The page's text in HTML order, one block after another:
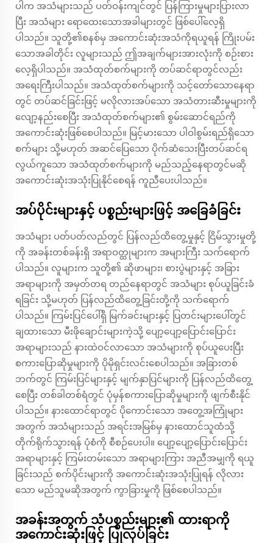
ပါက အသံများသည် ပတ်ဝန်းကျင်တွင် ပြန်ကြားမှုများပြားလာ
ပြီး အသံများ ရောထေးသောအခါများတွင် ဖြစ်ပေါ်လေ့ရှိ
ပါသည်။ သူတို့၏စနစ်မှ အကောင်းဆုံးအသံကိုရယူရန် ကြိုးပမ်း
သောအခါတိုင်း လူများသည် ဤအချက်များအားလုံးကို စဉ်းစား
လေ့ရှိပါသည်။ အသံထုတ်စက်များကို တပ်ဆင်ရာတွင်လည်း
အရေးကြီးပါသည်။ အသံထုတ်စက်များကို သင့်တော်သောနေရာ
တွင် တပ်ဆင်ခြင်းဖြင့် မလိုလားအပ်သော အသံတားဆီးမှုများကို
လျော့နည်းစေပြီး အသံထုတ်စက်များ၏ စွမ်းဆောင်ရည်ကို
အကောင်းဆုံးဖြစ်စေပါသည်။ မြင့်မားသော ပါဝါစွမ်းရည်ရှိသော
စက်များ သို့မဟုတ် အဆင်ပြေသော ပိုက်ဆံသေးပြီးတပ်ဆင်ရ
လွယ်ကူသော အသံထုတ်စက်များကို မည်သည့်နေရာတွင်မဆို
အကောင်းဆုံးအသုံးပြုနိုင်စေရန် ကူညီပေးပါသည်။
အပ်ပိုင်းများနှင့် ပစ္စည်းများဖြင့် အခြေခံခြင်း
အသံများ ပတ်ပတ်လည်တွင် ပြန်လည်ထိတွေ့မှုနှင့် ငြိမ်သွားမှုတို့
ကို အခန်းတစ်ခန်းရှိ အရာဝတ္ထုများက အများကြီး သက်ရောက်
ပါသည်။ လူများက သူတို့၏ ဆိုဖာများ၊ စားပွဲများနှင့် အခြား
အရာများကို အမှတ်တရ တည်နေရာတွင် အသံများ စုပ်ယူခြင်းခံ
ရခြင်း သို့မဟုတ် ပြန်လည်ထိတွေ့ခြင်းတို့ကို သက်ရောက်
ပါသည်။ ကြမ်းပြင်ပေါ်ရှိ မြက်ခင်းများနှင့် ပြတင်းများပေါ်တွင်
ချထားသော မီးဖိုချောင်းများကဲ့သို့ ပျော့ပျော့ပြောင်းပြောင်း
အရာများသည် နားထဲဝင်လာသော အသံများကို စုပ်ယူပေးပြီး
စကားပြောဆိုမှုများကို ပိုမိုရှင်းလင်းစေပါသည်။ အခြားတစ်
ဘက်တွင် ကြမ်းပြင်များနှင့် မျက်နှာပြင်များကို ပြန်လည်ထိတွေ့
စေပြီး တစ်ခါတစ်ရံတွင် ပုံမှန်စကားပြောဆိုမှုများကို ဖျက်စီးနိုင်
ပါသည်။ နားထောင်ရာတွင် ပိုကောင်းသော အတွေ့အကြုံများ
အတွက် အသံများသည် အရင်းအမြစ်မှ နားထောင်သူထံသို့
တိုက်ရိုက်သွားရန် ပုံစံကို စီစဉ်ပေးပါ။ ပျော့ပျော့ပြောင်းပြောင်း
အရာများနှင့် ကြမ်းတမ်းသော အရာများကြား အညီအမျှကို ရယူ
ခြင်းသည် စက်ပိုင်းများကို အကောင်းဆုံးအသုံးပြုရန် လိုလား
သော မည်သူမဆိုအတွက် ကွာခြားမှုကို ဖြစ်စေပါသည်။
အခန်းအတွက် သံပစ္စည်းများ၏ ထားရာကို
အကောင်းဆုံးဖြင့် ပြုလုပ်ခြင်း